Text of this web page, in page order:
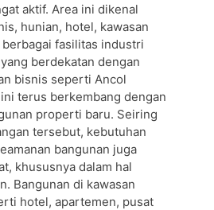
aktif. Area ini dikenal
hunian, hotel, kawasan
fasilitas industri
berdekatan dengan
bisnis seperti Ancol
terus berkembang dengan
properti baru. Seiring
tersebut, kebutuhan
bangunan juga
khususnya dalam hal
Bangunan di kawasan
hotel, apartemen, pusat